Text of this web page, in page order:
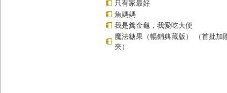
只有家最好
魚媽媽
我是糞金龜，我愛吃大便
魔法糖果（暢銷典藏版） （首批加
夾）